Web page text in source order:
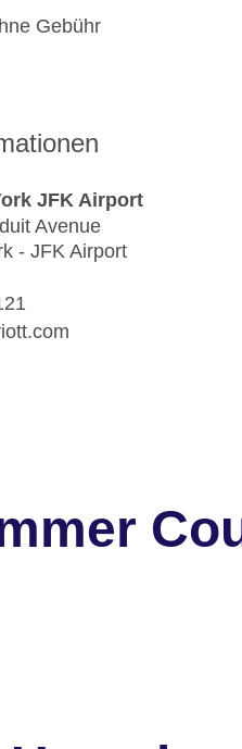
Gebühr
JFK Airport
Avenue
- JFK Airport